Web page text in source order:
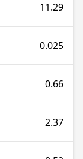
11.29
0.025
0.66
2.37